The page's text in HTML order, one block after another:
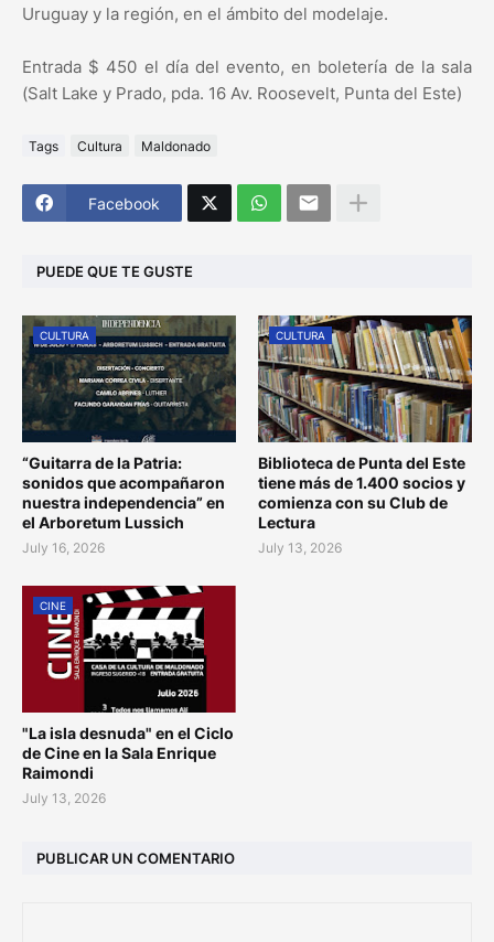
Uruguay y la región, en el ámbito del modelaje.
Entrada $ 450 el día del evento, en boletería de la sala
(Salt Lake y Prado, pda. 16 Av. Roosevelt, Punta del Este)
Tags Cultura Maldonado
Facebook
PUEDE QUE TE GUSTE
CULTURA
“Guitarra de la Patria:
sonidos que acompañaron
nuestra independencia” en
el Arboretum Lussich
July 16, 2026
CULTURA
Biblioteca de Punta del Este
tiene más de 1.400 socios y
comienza con su Club de
Lectura
July 13, 2026
CINE
"La isla desnuda" en el Ciclo
de Cine en la Sala Enrique
Raimondi
July 13, 2026
PUBLICAR UN COMENTARIO